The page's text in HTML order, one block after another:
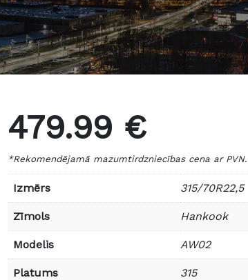
479.99 €
*Rekomendējamā mazumtirdzniecības cena ar PVN.
Izmērs 315/70R22,5
Zīmols Hankook
Modelis AW02
Platums 315